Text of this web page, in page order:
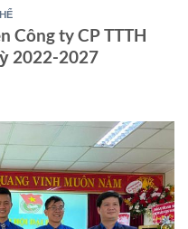
Công ty CP TTTH
2022-2027